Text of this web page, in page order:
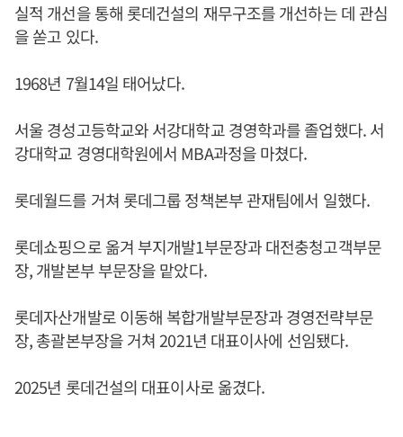
실적 개선을 통해 롯데건설의 재무구조를 개선하는 데 관심
을 쏟고 있다.
1968년 7월14일 태어났다.
서울 경성고등학교와 서강대학교 경영학과를 졸업했다. 서
강대학교 경영대학원에서 MBA과정을 마쳤다.
롯데월드를 거쳐 롯데그룹 정책본부 관재팀에서 일했다.
롯데쇼핑으로 옮겨 부지개발1부문장과 대전충청고객부문
장, 개발본부 부문장을 맡았다.
롯데자산개발로 이동해 복합개발부문장과 경영전략부문
장, 총괄본부장을 거쳐 2021년 대표이사에 선임됐다.
2025년 롯데건설의 대표이사로 옮겼다.